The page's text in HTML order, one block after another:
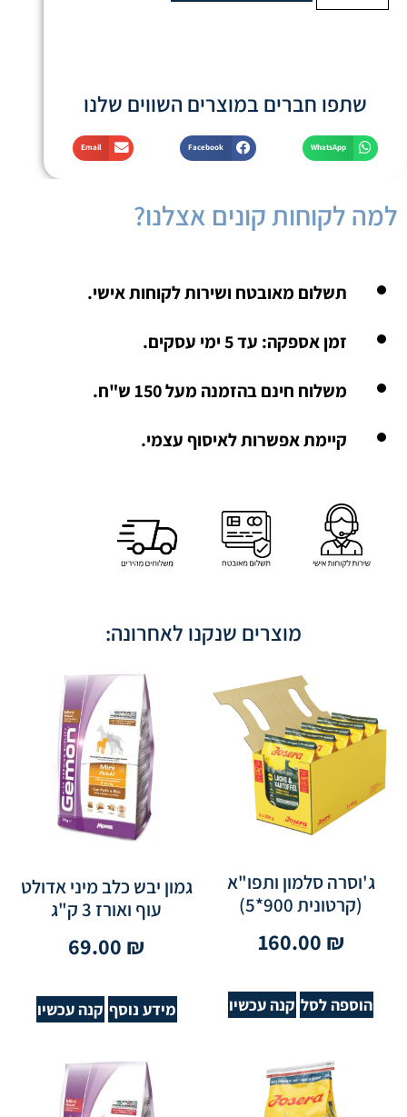
שתפו חברים במוצרים השווים שלנו
WhatsApp
Facebook
Email
למה לקוחות קונים אצלנו?
תשלום מאובטח ושירות לקוחות אישי.
זמן אספקה: עד 5 ימי עסקים.
משלוח חינם בהזמנה מעל 150 ש"ח.
קיימת אפשרות לאיסוף עצמי.
מוצרים שנקנו לאחרונה:
ג'וסרה סלמון ותפו"א
(קרטונית 900*5)
160.00 ₪
הוספה לסל קנה עכשיו
גמון יבש כלב מיני אדולט
עוף ואורז 3 ק"ג
69.00 ₪
מידע נוסף קנה עכשיו